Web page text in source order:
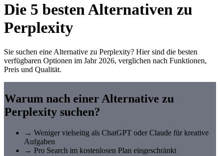
Die 5 besten Alternativen zu
Perplexity
Sie suchen eine Alternative zu Perplexity? Hier sind die besten
verfügbaren Optionen im Jahr 2026, verglichen nach Funktionen,
Preis und Qualität.
Warum nach einer Alternative zu
Perplexity suchen?
→ Weniger vielseitig als ChatGPT oder Claude für kreative
Aufgaben
→ Pro Search im kostenlosen Plan eingeschränkt